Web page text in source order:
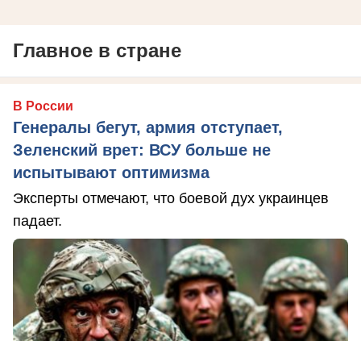
Главное в стране
В России
Генералы бегут, армия отступает,
Зеленский врет: ВСУ больше не
испытывают оптимизма
Эксперты отмечают, что боевой дух украинцев
падает.